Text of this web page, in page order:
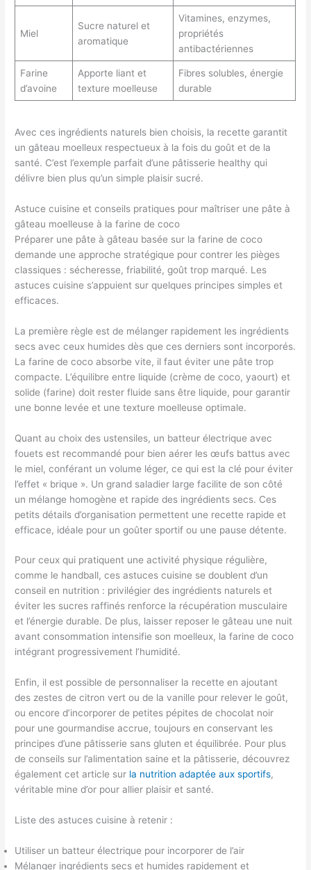
Miel
Sucre naturel et
aromatique
Vitamines, enzymes,
propriétés
antibactériennes
Farine
d’avoine
Apporte liant et
texture moelleuse
Fibres solubles, énergie
durable
Avec ces ingrédients naturels bien choisis, la recette garantit
un gâteau moelleux respectueux à la fois du goût et de la
santé. C’est l’exemple parfait d’une pâtisserie healthy qui
délivre bien plus qu’un simple plaisir sucré.
Astuce cuisine et conseils pratiques pour maîtriser une pâte à
gâteau moelleuse à la farine de coco
Préparer une pâte à gâteau basée sur la farine de coco
demande une approche stratégique pour contrer les pièges
classiques : sécheresse, friabilité, goût trop marqué. Les
astuces cuisine s’appuient sur quelques principes simples et
efficaces.
La première règle est de mélanger rapidement les ingrédients
secs avec ceux humides dès que ces derniers sont incorporés.
La farine de coco absorbe vite, il faut éviter une pâte trop
compacte. L’équilibre entre liquide (crème de coco, yaourt) et
solide (farine) doit rester fluide sans être liquide, pour garantir
une bonne levée et une texture moelleuse optimale.
Quant au choix des ustensiles, un batteur électrique avec
fouets est recommandé pour bien aérer les œufs battus avec
le miel, conférant un volume léger, ce qui est la clé pour éviter
l’effet « brique ». Un grand saladier large facilite de son côté
un mélange homogène et rapide des ingrédients secs. Ces
petits détails d’organisation permettent une recette rapide et
efficace, idéale pour un goûter sportif ou une pause détente.
Pour ceux qui pratiquent une activité physique régulière,
comme le handball, ces astuces cuisine se doublent d’un
conseil en nutrition : privilégier des ingrédients naturels et
éviter les sucres raffinés renforce la récupération musculaire
et l’énergie durable. De plus, laisser reposer le gâteau une nuit
avant consommation intensifie son moelleux, la farine de coco
intégrant progressivement l’humidité.
Enfin, il est possible de personnaliser la recette en ajoutant
des zestes de citron vert ou de la vanille pour relever le goût,
ou encore d’incorporer de petites pépites de chocolat noir
pour une gourmandise accrue, toujours en conservant les
principes d’une pâtisserie sans gluten et équilibrée. Pour plus
de conseils sur l’alimentation saine et la pâtisserie, découvrez
également cet article sur la nutrition adaptée aux sportifs,
véritable mine d’or pour allier plaisir et santé.
Liste des astuces cuisine à retenir :
Utiliser un batteur électrique pour incorporer de l’air
Mélanger ingrédients secs et humides rapidement et